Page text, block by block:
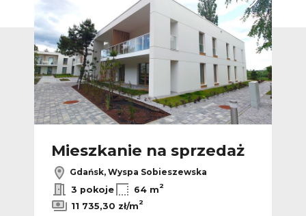
Dodaj do
Mieszkanie na sprzedaż
Gdańsk, Wyspa Sobieszewska
3 pokoje
64 m2
11 735,30 zł/m2